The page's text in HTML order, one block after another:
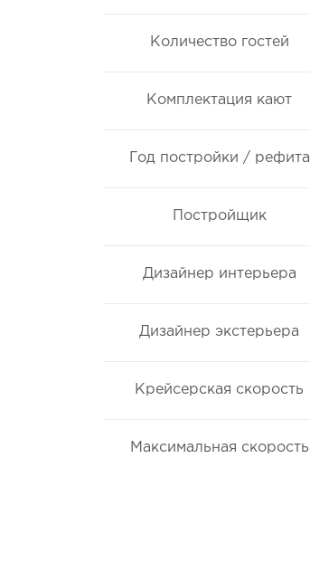
Количество гостей
Комплектация кают
Год постройки / рефита
Постройщик
Дизайнер интерьера
Дизайнер экстерьера
Крейсерская скорость
Максимальная скорость